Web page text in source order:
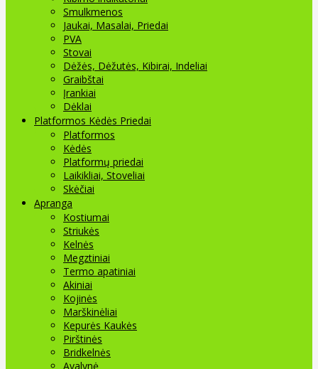
Smulkmenos
Jaukai, Masalai, Priedai
PVA
Stovai
Dėžės, Dėžutės, Kibirai, Indeliai
Graibštai
Įrankiai
Dėklai
Platformos Kėdės Priedai
Platformos
Kėdės
Platformų priedai
Laikikliai, Stoveliai
Skėčiai
Apranga
Kostiumai
Striukės
Kelnės
Megztiniai
Termo apatiniai
Akiniai
Kojinės
Marškinėliai
Kepurės Kaukės
Pirštinės
Bridkelnės
Avalynė